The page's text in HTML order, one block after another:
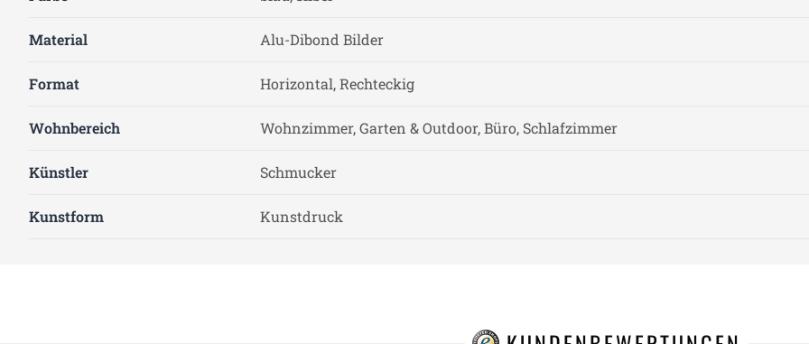
Material Alu-Dibond Bilder
Format Horizontal, Rechteckig
Wohnbereich Wohnzimmer, Garten & Outdoor, Büro, Schlafzimmer
Künstler Schmucker
Kunstform Kunstdruck